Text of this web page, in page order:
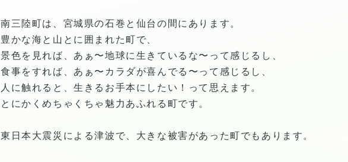
南三陸町は、宮城県の石巻と仙台の間にあります。
豊かな海と山とに囲まれた町で、
景色を見れば、あぁ〜地球に生きているな〜って感じるし、
食事をすれば、あぁ〜カラダが喜んでる〜って感じるし、
人に触れると、生きるお手本にしたい！って思えます。
とにかくめちゃくちゃ魅力あふれる町です。
東日本大震災による津波で、大きな被害があった町でもあります。